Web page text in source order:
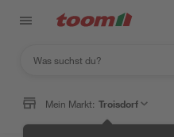
Mein Markt: Troisdorf